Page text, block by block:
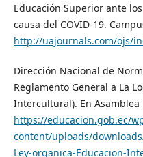
Educación Superior ante
causa del COVID-19.
http://uajournals.com/ojs/
Dirección Nacional de
Reglamento General a La
Intercultural). En Asamblea
https://educacion.gob.ec/
content/uploads/
Ley-organica-Educacion-